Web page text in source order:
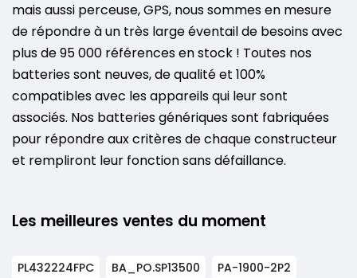
mais aussi perceuse, GPS, nous sommes en mesure
de répondre à un très large éventail de besoins avec
plus de 95 000 références en stock ! Toutes nos
batteries sont neuves, de qualité et 100%
compatibles avec les appareils qui leur sont
associés. Nos batteries génériques sont fabriquées
pour répondre aux critères de chaque constructeur
et rempliront leur fonction sans défaillance.
Les meilleures ventes du moment
PL432224FPC BA_PO.SP13500
PA-1900-2P2